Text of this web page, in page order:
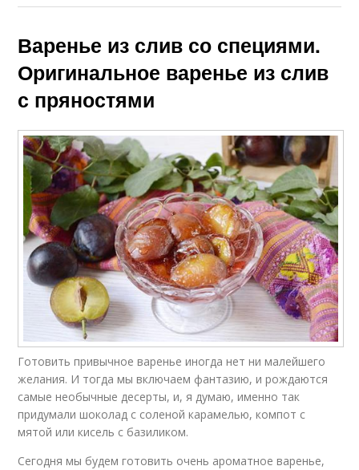
Варенье из слив со специями.
Оригинальное варенье из слив
с пряностями
Готовить привычное варенье иногда нет ни малейшего
желания. И тогда мы включаем фантазию, и рождаются
самые необычные десерты, и, я думаю, именно так
придумали шоколад с соленой карамелью, компот с
мятой или кисель с базиликом.
Сегодня мы будем готовить очень ароматное варенье,